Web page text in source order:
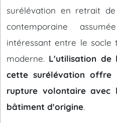
surélévation en retrait
contemporaine
intéressant entre le socle
moderne. L'utilisation
cette surélévation offre
rupture volontaire avec
bâtiment d'origine.